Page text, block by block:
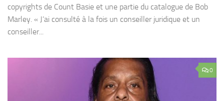
copyrights de Count Basie et une partie du catalogue de Bob
Marley. « J’ai consulté à la fois un conseiller juridique et un
conseiller...
0